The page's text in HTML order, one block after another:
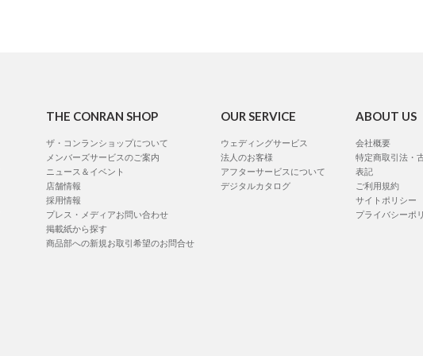
THE CONRAN SHOP
ザ・コンランショップについて
メンバーズサービスのご案内
ニュース＆イベント
店舗情報
採用情報
プレス・メディアお問い合わせ
掲載紙から探す
商品部への新規お取引希望のお問合せ
OUR SERVICE
ウェディングサービス
法人のお客様
アフターサービスについて
デジタルカタログ
ABOUT US
会社概要
特定商取引法・
表記
ご利用規約
サイトポリシー
プライバシーポ